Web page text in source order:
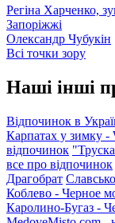
Регіна Харченко,
Запоріжжі
Олександр Чубукін
Всі точки зору
Наші інші
Відпочинок в
Карпатах у зимку -
відпочинок
все про відпочинок
Драгобрат Славсько
Коблево - Черное
Каролино-Бугаз -